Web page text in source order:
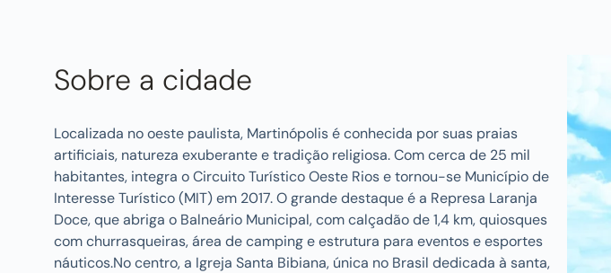
Sobre a cidade
Localizada no oeste paulista, Martinópolis é conhecida por suas praias
artificiais, natureza exuberante e tradição religiosa. Com cerca de 25 mil
habitantes, integra o Circuito Turístico Oeste Rios e tornou-se Município de
Interesse Turístico (MIT) em 2017. O grande destaque é a Represa Laranja
Doce, que abriga o Balneário Municipal, com calçadão de 1,4 km, quiosques
com churrasqueiras, área de camping e estrutura para eventos e esportes
náuticos.No centro, a Igreja Santa Bibiana, única no Brasil dedicada à santa,